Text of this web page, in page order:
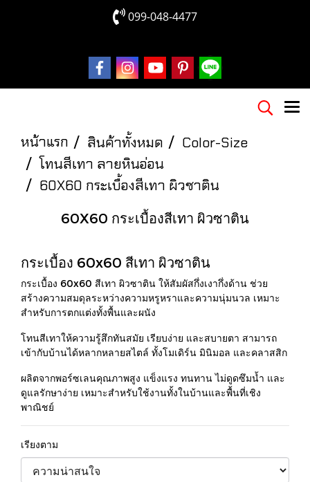
099-048-4477
หน้าแรก สินค้าทั้งหมด
Color-Size
โทนสีเทา ลายหินอ่อน
60X60 กระเบื้องสีเทา ผิวซาติน
60X60 กระเบื้องสีเทา ผิวซาติน
กระเบื้อง 60x60 สีเทา ผิวซาติน
กระเบื้อง 60x60 สีเทา ผิวซาติน ให้สัมผัสกึ่งเงากึ่งด้าน ช่วย
สร้างความสมดุลระหว่างความหรูหราและความนุ่มนวล เหมาะ
สำหรับการตกแต่งทั้งพื้นและผนัง
โทนสีเทาให้ความรู้สึกทันสมัย เรียบง่าย และสบายตา สามารถ
เข้ากับบ้านได้หลากหลายสไตล์ ทั้งโมเดิร์น มินิมอล และคลาสสิก
ผลิตจากพอร์ซเลนคุณภาพสูง แข็งแรง ทนทาน ไม่ดูดซึมน้ำ และ
ดูแลรักษาง่าย เหมาะสำหรับใช้งานทั้งในบ้านและพื้นที่เชิง
พาณิชย์
เรียงตาม